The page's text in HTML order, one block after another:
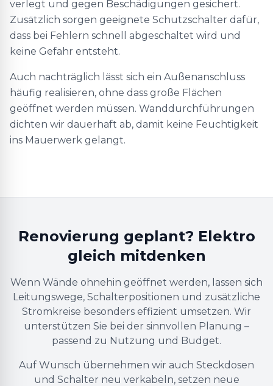
verlegt und gegen Beschädigungen gesichert.
Zusätzlich sorgen geeignete Schutzschalter dafür,
dass bei Fehlern schnell abgeschaltet wird und
keine Gefahr entsteht.
Auch nachträglich lässt sich ein Außenanschluss
häufig realisieren, ohne dass große Flächen
geöffnet werden müssen. Wanddurchführungen
dichten wir dauerhaft ab, damit keine Feuchtigkeit
ins Mauerwerk gelangt.
Renovierung geplant? Elektro
gleich mitdenken
Wenn Wände ohnehin geöffnet werden, lassen sich
Leitungswege, Schalterpositionen und zusätzliche
Stromkreise besonders effizient umsetzen. Wir
unterstützen Sie bei der sinnvollen Planung –
passend zu Nutzung und Budget.
Auf Wunsch übernehmen wir auch Steckdosen
und Schalter neu verkabeln, setzen neue